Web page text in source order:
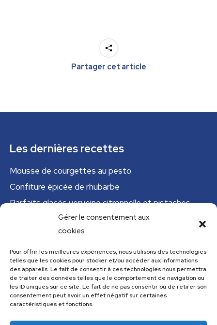
Gérer le consentement aux
cookies
Pour offrir les meilleures expériences, nous utilisons des technologies
telles que les cookies pour stocker et/ou accéder aux informations
des appareils. Le fait de consentir à ces technologies nous permettra
de traiter des données telles que le comportement de navigation ou
les ID uniques sur ce site. Le fait de ne pas consentir ou de retirer son
consentement peut avoir un effet négatif sur certaines
caractéristiques et fonctions.
Partager cet article
Les dernières recettes
Mousse de courgettes au pesto
Confiture épicée de rhubarbe
Parfaits glacés verveine citronnelle et pistaches
Tajine tunisien à la courgette (IG bas)
Cannelloni de courgettes
Menu
Menu